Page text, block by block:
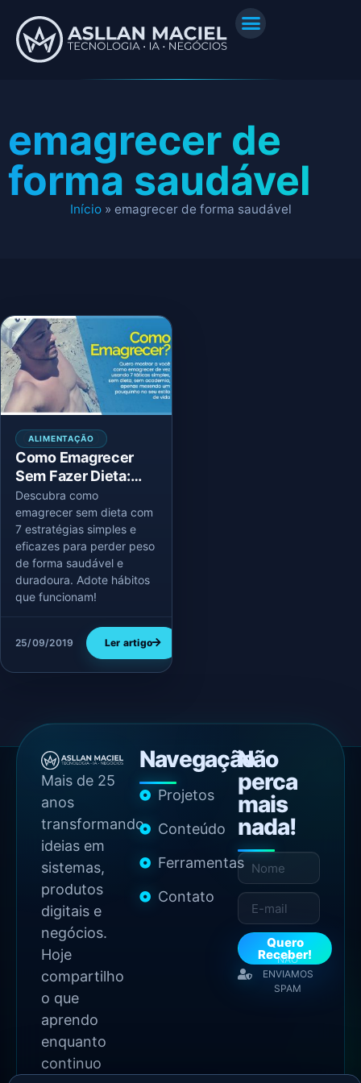
emagrecer de
forma saudável
Início» emagrecer de forma saudável
ALIMENTAÇÃO
Como Emagrecer
Sem Fazer Dieta:
Estratégias Simples
e Eficientes
Descubra como
emagrecer sem dieta com
7 estratégias simples e
eficazes para perder peso
de forma saudável e
duradoura. Adote hábitos
que funcionam!
25/09/2019 Ler artigo
Mais de 25
anos
transformando
ideias em
sistemas,
produtos
digitais e
negócios.
Hoje
compartilho
o que
aprendo
enquanto
continuo
Navegação
Projetos
Conteúdo
Ferramentas
Contato
Não
perca
mais
nada!
Quero
Receber!
NÃO
ENVIAMOS
SPAM